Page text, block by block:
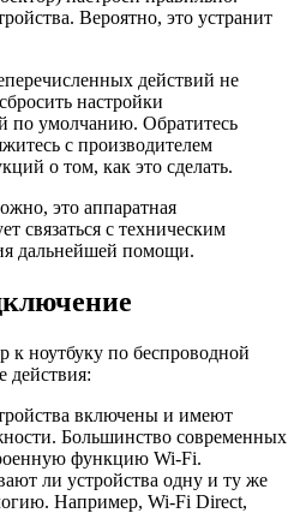
Вероятно, это устранит
действий не
настройки
по умолчанию. Обратитесь
с производителем
о том, как это сделать.
это аппаратная
связаться с техническим
дальнейшей помощи.
к ноутбуку по беспроводной
действия:
включены и имеют
Большинство современных
функцию Wi-Fi.
ли устройства одну и ту же
Например, Wi-Fi Direct,